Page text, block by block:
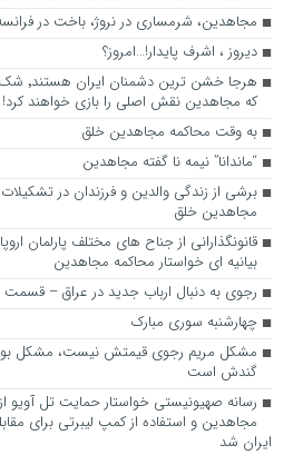
مجاهدین، شرم‎ساری در نروژ، باخت در فرانسه
ديروز ، اشرف پايدار!…امروز؟
هرجا خشن
که مجاهدین نقش اصلی را بازی خواهند کرد!
به وقت محاکمه مجاهدین خلق
“ماندانا” نیمه نا گفته مجاهدین
برشی از زندگی والدین و فرزندان در تشکیلات
مجاهدین خلق
قانونگذارانی از جناح های مختلف پارلمان
بیانیه ای خواستار محاکمه مجاهدین
رجوی به دنبال ارباب جدید در عراق – قسمت
چهارشنبه سوری مبارک
مشکل مریم رجوی قیمتش نیست، مشکل
گندش است
رسانه صهیونیستی خواستار حمایت تل آویو از
مجاهدین و استفاده از کمپ لیبرتی برای
ایران شد